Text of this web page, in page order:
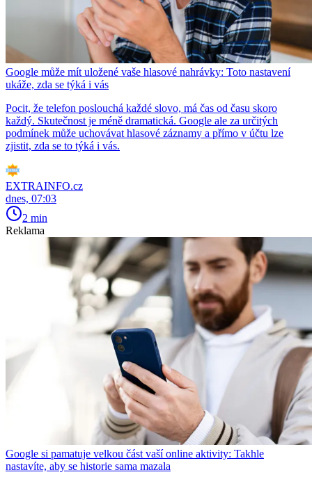
Google může mít uložené vaše hlasové nahrávky: Toto nastavení
ukáže, zda se týká i vás
Pocit, že telefon poslouchá každé slovo, má čas od času skoro
každý. Skutečnost je méně dramatická. Google ale za určitých
podmínek může uchovávat hlasové záznamy a přímo v účtu lze
zjistit, zda se to týká i vás.
EXTRAINFO.cz
dnes, 07:03
2 min
Reklama
Google si pamatuje velkou část vaší online aktivity: Takhle
nastavíte, aby se historie sama mazala